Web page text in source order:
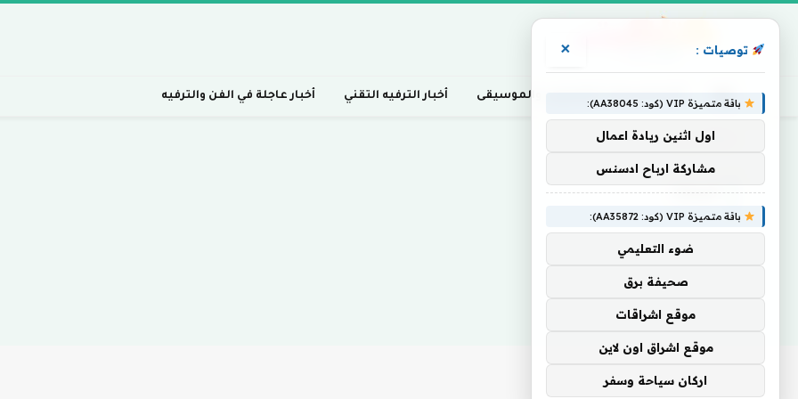
أخبار السينما، التلفزيون، والموسيقى أخبار الترفيه التقني أخبار عاجلة في الفن والترفيه
Home
» أساءا
أساءا
توصيات : ×
باقة متميزة VIP (كود: AA38045):
اول اثنين ريادة اعمال
مشاركة ارباح ادسنس
باقة متميزة VIP (كود: AA35872):
ضوء التعليمي
صحيفة برق
موقع اشراقات
موقع اشراق اون لاين
اركان سياحة وسفر